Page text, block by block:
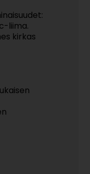
liima.
kirkas